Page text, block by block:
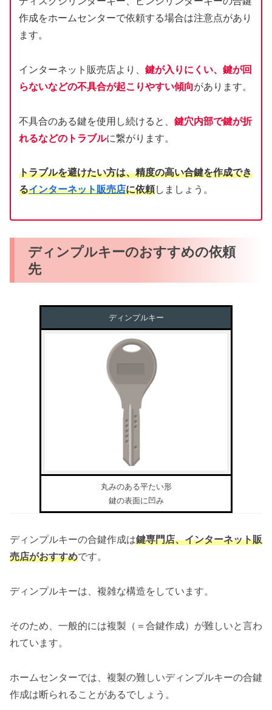
作成をホームセンターで依頼する場合は注意点があり
ます。
インターネット販売店より、 鍵が入りにくい、鍵が回
らないなどの不具合が起こりやすい傾向があります。
不具合のある鍵を使用し続けると、 鍵穴内部で鍵が折
れるなどのトラブルに繋がります。
トラブルを避けたい方は、精度の高い合鍵を作成でき
るインターネット販売店に依頼しましょう。
ディンプルキーのおすすめの依頼
先
ディンプルキー
丸みのある平たい形
鍵の表面に凹み
ディンプルキーの合鍵作成は鍵専門店、インターネット販
売店がおすすめです。
ディンプルキーは、複雑な構造をしています。
そのため、一般的には複製（＝合鍵作成）が難しいと言わ
れています。
ホームセンターでは、複製の難しいディンプルキーの合鍵
作成は断られることがあるでしょう。